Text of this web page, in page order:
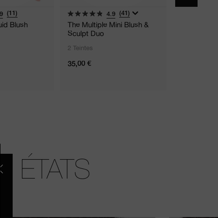
(11)
Blush
4.9 (41)
The Multiple Mini Blush &
Sculpt Duo
2 Teintes
35,00 €
ÉTATS